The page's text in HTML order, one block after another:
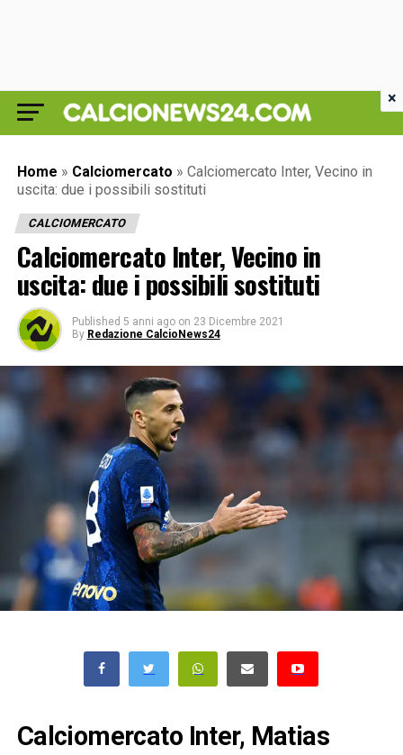
Home » Calciomercato » Calciomercato Inter, Vecino in
uscita: due i possibili sostituti
CALCIOMERCATO
Calciomercato Inter, Vecino in
uscita: due i possibili sostituti
Published 5 anni ago on 23 Dicembre 2021
By Redazione CalcioNews24
Calciomercato Inter, Matias
×